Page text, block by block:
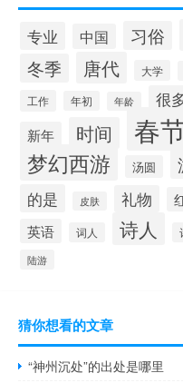
专业 中国 习俗
冬季 唐代 大学
工作 年初 年龄 很
新年 时间 春
梦幻西游 汤圆
的是 皮肤 礼物
英语 词人 诗人
陆游
猜你想看的文章
“神州沉处”的出处是哪里